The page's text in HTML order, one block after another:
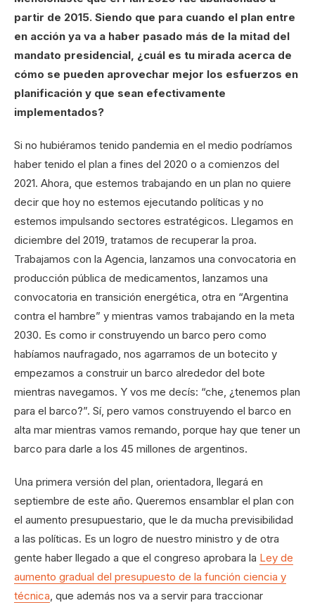
partir de 2015. Siendo que para cuando el plan entre
en acción ya va a haber pasado más de la mitad del
mandato presidencial, ¿cuál es tu mirada acerca de
cómo se pueden aprovechar mejor los esfuerzos en
planificación y que sean efectivamente
implementados?
Si no hubiéramos tenido pandemia en el medio podríamos
haber tenido el plan a fines del 2020 o a comienzos del
2021. Ahora, que estemos trabajando en un plan no quiere
decir que hoy no estemos ejecutando políticas y no
estemos impulsando sectores estratégicos. Llegamos en
diciembre del 2019, tratamos de recuperar la proa.
Trabajamos con la Agencia, lanzamos una convocatoria en
producción pública de medicamentos, lanzamos una
convocatoria en transición energética, otra en “Argentina
contra el hambre” y mientras vamos trabajando en la meta
2030. Es como ir construyendo un barco pero como
habíamos naufragado, nos agarramos de un botecito y
empezamos a construir un barco alrededor del bote
mientras navegamos. Y vos me decís: “che, ¿tenemos plan
para el barco?”. Sí, pero vamos construyendo el barco en
alta mar mientras vamos remando, porque hay que tener un
barco para darle a los 45 millones de argentinos.
Una primera versión del plan, orientadora, llegará en
septiembre de este año. Queremos ensamblar el plan con
el aumento presupuestario, que le da mucha previsibilidad
a las políticas. Es un logro de nuestro ministro y de otra
gente haber llegado a que el congreso aprobara la Ley de
aumento gradual del presupuesto de la función ciencia y
técnica, que además nos va a servir para traccionar